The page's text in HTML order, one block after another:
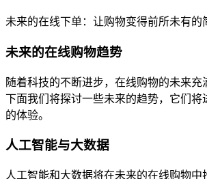
未来的在线下单：让购物变得前所未有的
未来的在线购物趋势
随着科技的不断进步，在线购物的未来充
下面我们将探讨一些未来的趋势，它们将
的体验。
人工智能与大数据
人工智能和大数据将在未来的在线购物中